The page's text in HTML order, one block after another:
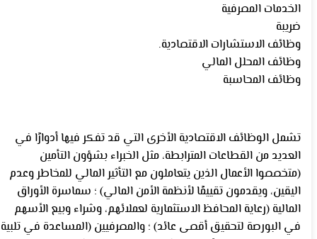
الخدمات المصرفية
ضريبة
وظائف الاستشارات الاقتصادية.
وظائف المحلل المالي
وظائف المحاسبة
تشمل الوظائف الاقتصادية الأخرى التي قد تفكر فيها أدوارًا في
العديد من القطاعات المترابطة، مثل الخبراء بشؤون التأمين
(متخصصوا الأعمال الذين يتعاملون مع التأثير المالي للمخاطر وعدم
اليقين، ويقدمون تقييمًا لأنظمة الأمن المالي) ؛ سماسرة الأوراق
المالية (رعاية المحافظ الاستثمارية لعملائهم، وشراء وبيع الأسهم
في البورصة لتحقيق أقصى عائد) ؛ والمصرفيين (المساعدة في تلبية